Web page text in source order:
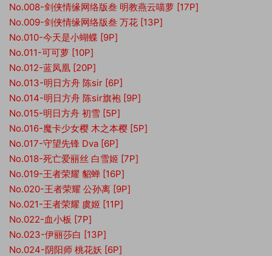
No.008-剑侠情缘网络版叁 明教燕云喵萝 [17P]
No.009-剑侠情缘网络版叁 万花 [13P]
No.010-今天是小蝴蝶 [9P]
No.011-可可萝 [10P]
No.012-蓝凤凰 [20P]
No.013-明日方舟 陈sir [6P]
No.014-明日方舟 陈sir旗袍 [9P]
No.015-明日方舟 初雪 [5P]
No.016-魔卡少女樱 木之本樱 [5P]
No.017-守望先锋 Dva [6P]
No.018-死亡爱丽丝 白雪姬 [7P]
No.019-王者荣耀 貂蝉 [16P]
No.020-王者荣耀 公孙离 [9P]
No.021-王者荣耀 虞姬 [11P]
No.022-血小板 [7P]
No.023-伊丽莎白 [13P]
No.024-阴阳师 桃花妖 [6P]